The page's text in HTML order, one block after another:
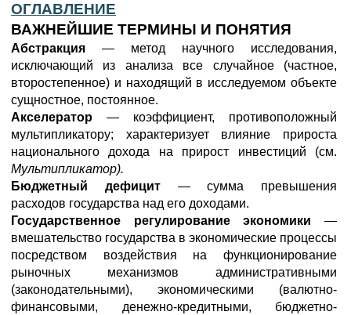
ОГЛАВЛЕНИЕ
ВАЖНЕЙШИЕ ТЕРМИНЫ И ПОНЯТИЯ
Абстракция — метод научного исследования,
исключающий из анализа все случайное (частное,
второстепенное) и находящий в исследуемом объекте
сущностное, постоянное.
Акселератор — коэффициент, противоположный
мультипликатору; характеризует влияние прироста
национального дохода на прирост инвестиций (см.
Мультипликатор).
Бюджетный дефицит — сумма превышения
расходов государства над его доходами.
Государственное регулирование экономики —
вмешательство государства в экономические процессы
посредством воздействия на функционирование
рыночных механизмов административными
(законодательными), экономическими (валютно-
финансовыми, денежно-кредитными, бюджетно-